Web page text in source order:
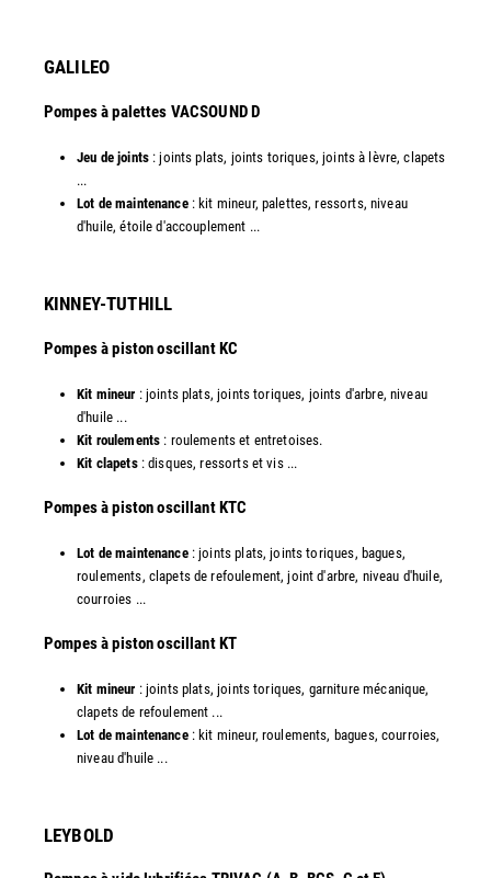
GALILEO
Pompes à palettes VACSOUND D
Jeu de joints : joints plats, joints toriques, joints à lèvre, clapets
...
Lot de maintenance: kit mineur, palettes, ressorts, niveau
d'huile, étoile d'accouplement ...​​
KINNEY-TUTHILL
Pompes à piston oscillant KC
Kit mineur : joints plats, joints toriques, joints d'arbre, niveau
d'huile ...
Kit roulements : roulements et entretoises.
Kit clapets: disques, ressorts et vis ...
​Pompes à piston oscillant KTC
Lot de maintenance : joints plats, joints toriques, bagues,
roulements, clapets de refoulement, joint d'arbre, niveau d'huile,
courroies ...
​Pompes à piston oscillant KT
Kit mineur : joints plats, joints toriques, garniture mécanique,
clapets de refoulement ...
Lot de maintenance: kit mineur, roulements, bagues, courroies,
niveau d'huile ...​
LEYBOLD